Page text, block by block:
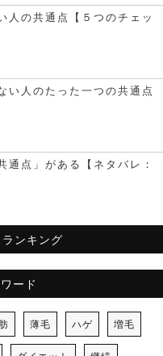
人の共通点【５つのチェッ
い人のたった一つの共通点
通点」がある【ネタバレ：
ンキング
ード
薄毛 ハゲ 増毛